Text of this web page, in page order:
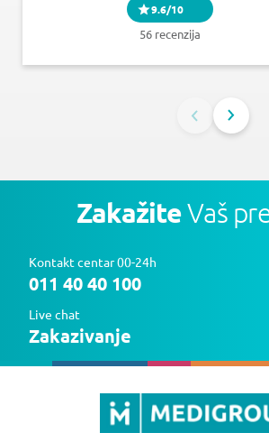
9.6/10
56 recenzija
ZakažiteVaš
Kontakt centar 00-24h
011 40 40 100
Live chat
Zakazivanje